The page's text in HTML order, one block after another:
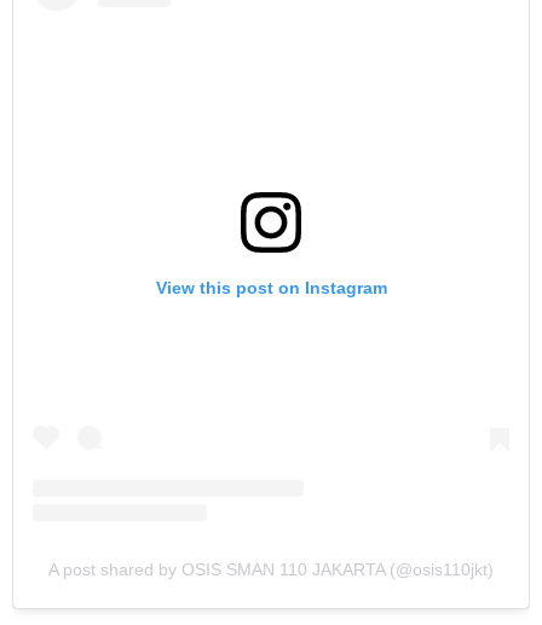
View this post on Instagram
A post shared by OSIS SMAN 110 JAKARTA (@osis110jkt)